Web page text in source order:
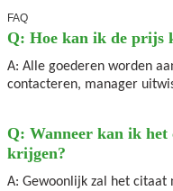
FAQ
Q: Hoe kan ik de prijs
A: Alle goederen worden
contacteren, manager
Q: Wanneer kan ik
krijgen?
A: Gewoonlijk zal het citaat